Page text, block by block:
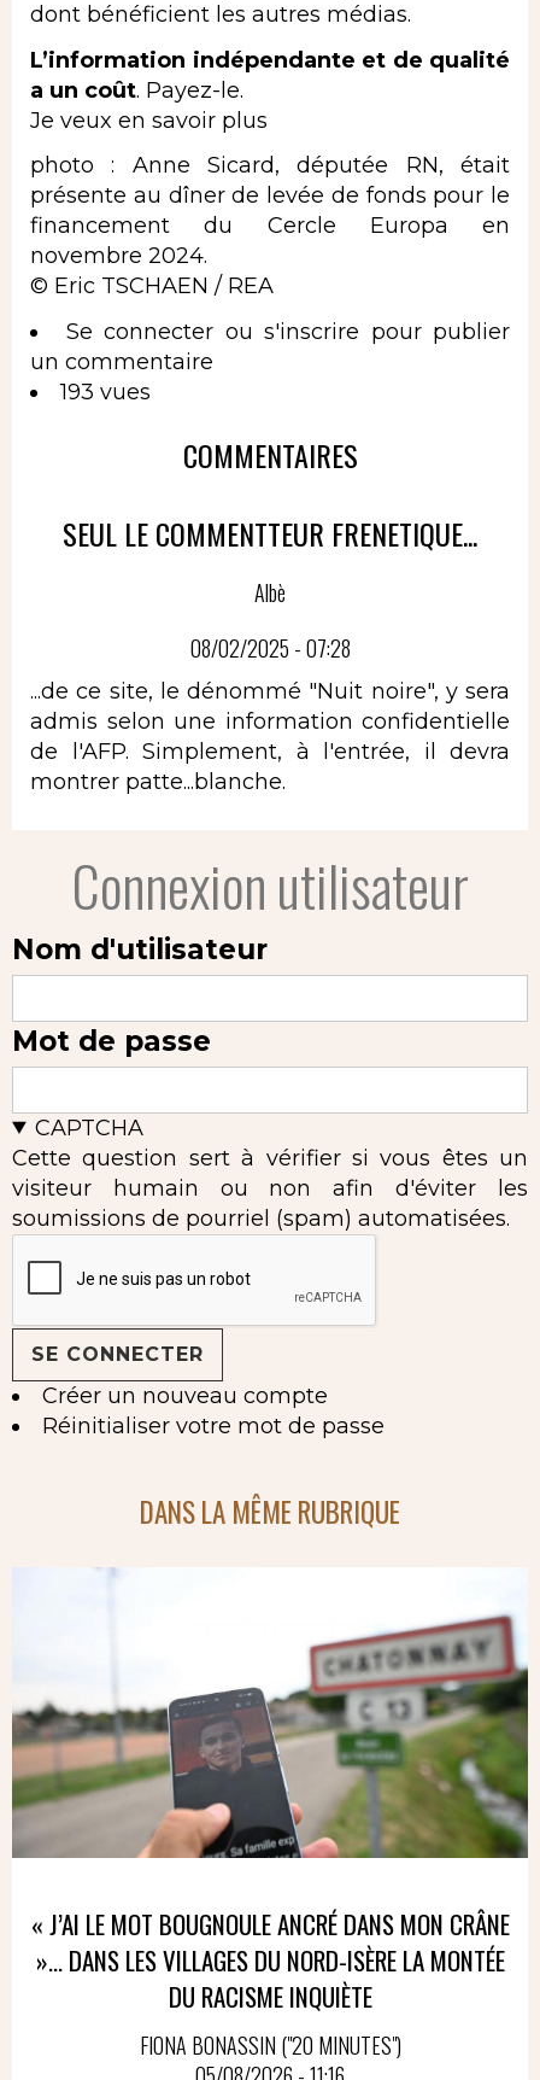
dont bénéficient les autres médias.
L’information indépendante et de qualité
a un coût. Payez-le.
Je veux en savoir plus
photo : Anne Sicard, députée RN, était
présente au dîner de levée de fonds pour le
financement du Cercle Europa en
novembre 2024.
© Eric TSCHAEN / REA
Se connecter ou s'inscrire pour publier
un commentaire
193 vues
COMMENTAIRES
SEUL LE COMMENTTEUR FRENETIQUE...
Albè
08/02/2025 - 07:28
...de ce site, le dénommé "Nuit noire", y sera
admis selon une information confidentielle
de l'AFP. Simplement, à l'entrée, il devra
montrer patte...blanche.
Connexion utilisateur
Nom d'utilisateur
Mot de passe
CAPTCHA
Cette question sert à vérifier si vous êtes un
visiteur humain ou non afin d'éviter les
soumissions de pourriel (spam) automatisées.
Créer un nouveau compte
Réinitialiser votre mot de passe
DANS LA MÊME RUBRIQUE
« J’AI LE MOT BOUGNOULE ANCRÉ DANS MON CRÂNE
»… DANS LES VILLAGES DU NORD-ISÈRE LA MONTÉE
DU RACISME INQUIÈTE
FIONA BONASSIN ("20 MINUTES")